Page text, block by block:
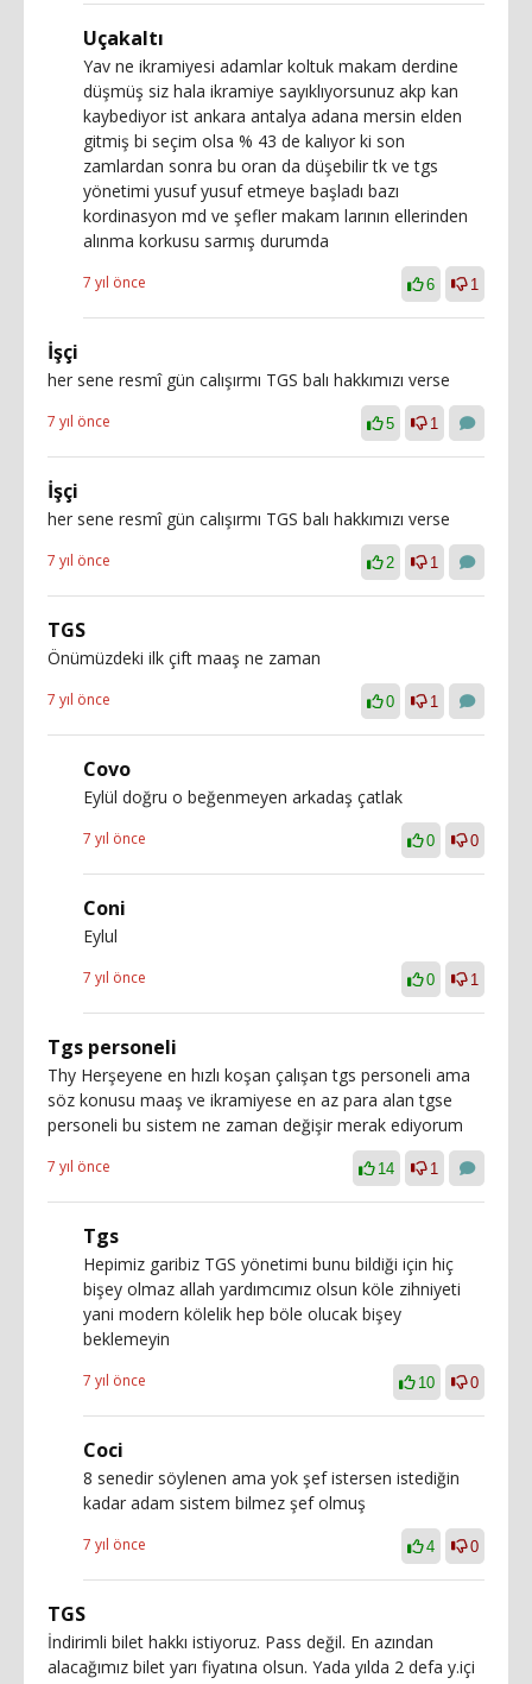
Uçakaltı
Yav ne ikramiyesi adamlar koltuk makam derdine
düşmüş siz hala ikramiye sayıklıyorsunuz akp kan
kaybediyor ist ankara antalya adana mersin elden
gitmiş bi seçim olsa % 43 de kalıyor ki son
zamlardan sonra bu oran da düşebilir tk ve tgs
yönetimi yusuf yusuf etmeye başladı bazı
kordinasyon md ve şefler makam larının ellerinden
alınma korkusu sarmış durumda
7 yıl önce 6 1
İşçi
her sene resmî gün calışırmı TGS balı hakkımızı verse
7 yıl önce 5 1
İşçi
her sene resmî gün calışırmı TGS balı hakkımızı verse
7 yıl önce 2 1
TGS
Önümüzdeki ilk çift maaş ne zaman
7 yıl önce 0 1
Covo
Eylül doğru o beğenmeyen arkadaş çatlak
7 yıl önce 0 0
Coni
Eylul
7 yıl önce 0 1
Tgs personeli
Thy Herşeyene en hızlı koşan çalışan tgs personeli ama
söz konusu maaş ve ikramiyese en az para alan tgse
personeli bu sistem ne zaman değişir merak ediyorum
7 yıl önce 14 1
Tgs
Hepimiz garibiz TGS yönetimi bunu bildiği için hiç
bişey olmaz allah yardımcımız olsun köle zihniyeti
yani modern kölelik hep böle olucak bişey
beklemeyin
7 yıl önce 10 0
Coci
8 senedir söylenen ama yok şef istersen istediğin
kadar adam sistem bilmez şef olmuş
7 yıl önce 4 0
TGS
İndirimli bilet hakkı istiyoruz. Pass değil. En azından
alacağımız bilet yarı fiyatına olsun. Yada yılda 2 defa y.içi